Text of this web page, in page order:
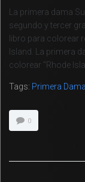
La primera dama
segundo y tercer
libro para colorear
Island. La primera
colorear "Rhode
Tags: Primera
0